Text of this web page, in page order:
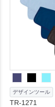
デザインツール
TR-1271